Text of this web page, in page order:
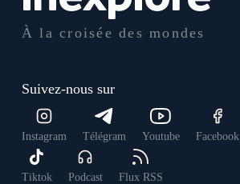
À la croisée des mondes
Suivez-nous sur
Instagram Télégram Youtube Facebook
Tiktok Podcast Flux RSS